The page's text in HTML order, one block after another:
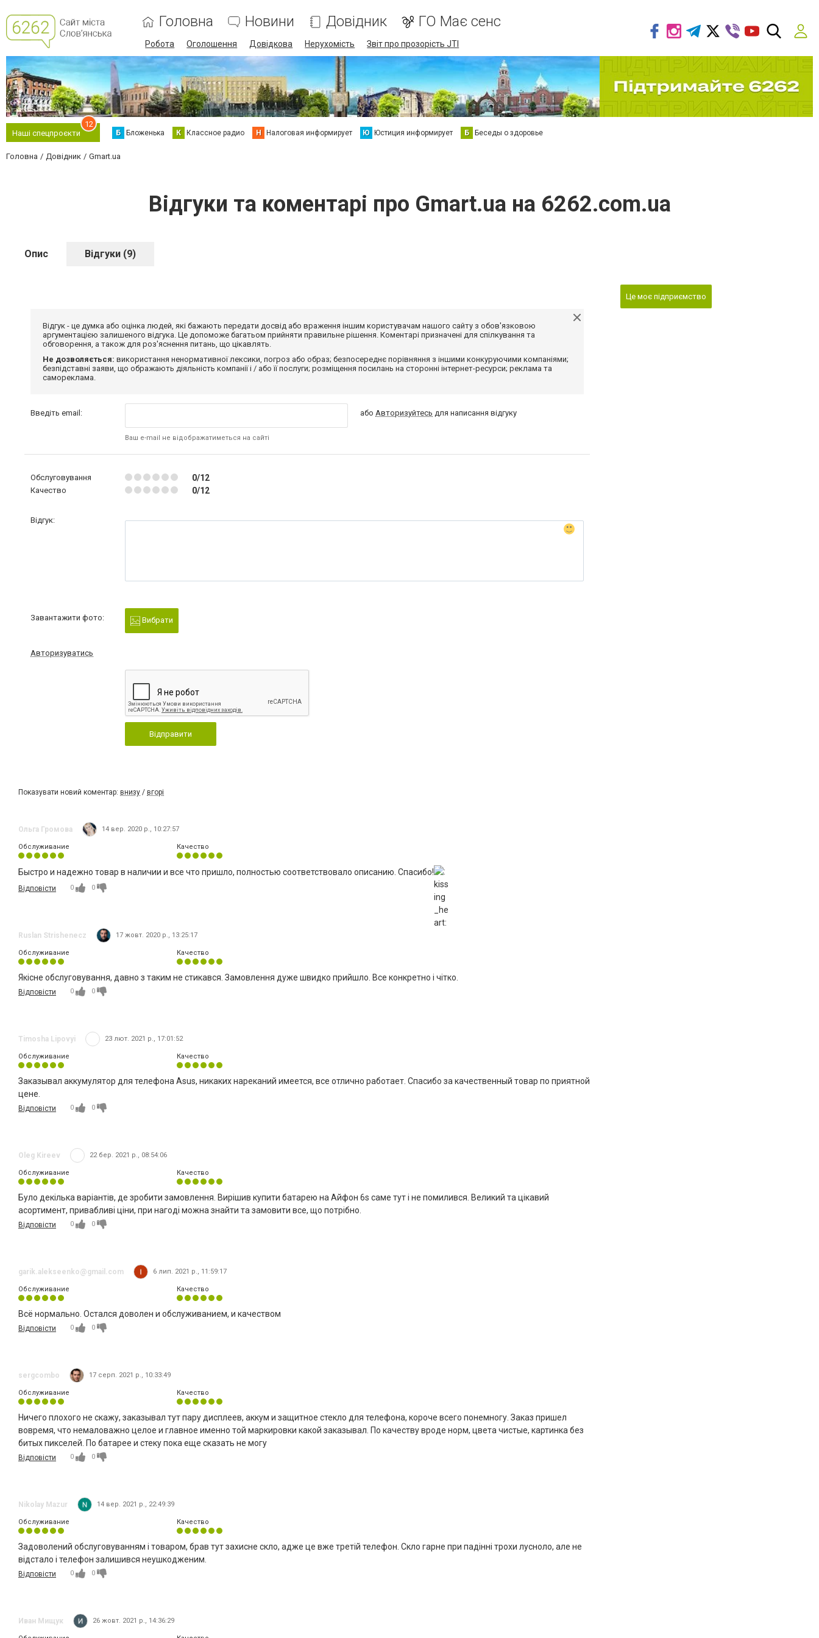
Головна Новини Довідник ГО Має сенс
Робота Оголошення Довідкова Нерухомість Звіт про прозорість JTI
Наші спецпроєкти
12
Б Бложенька К Классное радио Н Налоговая информирует Ю Юстиция информирует Б Беседы о здоровье
Головна Довідник Gmart.ua
Відгуки та коментарі про Gmart.ua на 6262.com.ua
Опис Відгуки (9)
Відгук - це думка або оцінка людей, які бажають передати досвід або враження іншим користувачам нашого сайту з обов'язковою
аргументацією залишеного відгука. Це допоможе багатьом прийняти правильне рішення. Коментарі призначені для спілкування та
обговорення, а також для роз'яснення питань, що цікавлять.
Не дозволяється: використання ненормативної лексики, погроз або образ; безпосереднє порівняння з іншими конкуруючими компаніями;
безпідставні заяви, що ображають діяльність компанії і / або її послуги; розміщення посилань на сторонні інтернет-ресурси; реклама та
самореклама.
Введіть email:
Ваш e-mail не відображатиметься на сайті
абоАвторизуйтесь для написання відгуку
Обслуговування 0/12
Качество 0/12
Відгук:
Завантажити фото: Вибрати
Авторизуватись
Відправити
Показувати новий коментар: внизу / вгорі
Ольга Громова 14 вер. 2020 р., 10:27:57
Обслуживание Качество
Быстро и надежно товар в наличии и все что пришло, полностью соответствовало описанию. Спасибо!
Відповісти 0 0
Ruslan Strishenecz 17 жовт. 2020 р., 13:25:17
Обслуживание Качество
Якісне обслуговування, давно з таким не стикався. Замовлення дуже швидко прийшло. Все конкретно і чітко.
Відповісти 0 0
Timosha Lipovyi 23 лют. 2021 р., 17:01:52
Обслуживание Качество
Заказывал аккумулятор для телефона Asus, никаких нареканий имеется, все отлично работает. Спасибо за качественный товар по приятной
цене.
Відповісти 0 0
Oleg Kireev 22 бер. 2021 р., 08:54:06
Обслуживание Качество
Було декілька варіантів, де зробити замовлення. Вирішив купити батарею на Айфон 6s саме тут і не помилився. Великий та цікавий
асортимент, привабливі ціни, при нагоді можна знайти та замовити все, що потрібно.
Відповісти 0 0
garik.alekseenko@gmail.com 6 лип. 2021 р., 11:59:17
Обслуживание Качество
Всё нормально. Остался доволен и обслуживанием, и качеством
Відповісти 0 0
sergcombo 17 серп. 2021 р., 10:33:49
Обслуживание Качество
Ничего плохого не скажу, заказывал тут пару дисплеев, аккум и защитное стекло для телефона, короче всего понемногу. Заказ пришел
вовремя, что немаловажно целое и главное именно той маркировки какой заказывал. По качеству вроде норм, цвета чистые, картинка без
битых пикселей. По батарее и стеку пока еще сказать не могу
Відповісти 0 0
Nikolay Mazur 14 вер. 2021 р., 22:49:39
Обслуживание Качество
Задоволений обслуговуванням і товаром, брав тут захисне скло, адже це вже третій телефон. Скло гарне при падінні трохи лусноло, але не
відстало і телефон залишився неушкодженим.
Відповісти 0 0
Иван Мищук 26 жовт. 2021 р., 14:36:29
Це моє підприємство